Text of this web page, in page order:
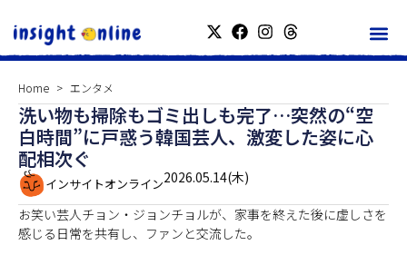
Home エンタメ
洗い物も掃除もゴミ出しも完了…突然の“空
白時間”に戸惑う韓国芸人、激変した姿に心
配相次ぐ
インサイトオンライン2026.05.14(木)
お笑い芸人チョン・ジョンチョルが、家事を終えた後に虚しさを
感じる日常を共有し、ファンと交流した。